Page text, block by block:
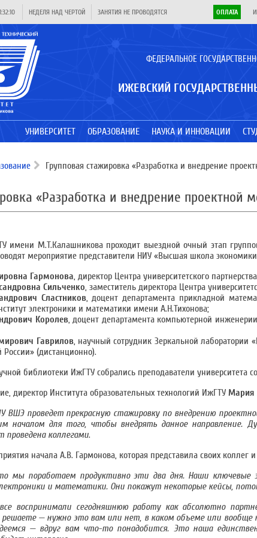
НЕДЕЛЯ НАД ЧЕРТОЙ ЗАНЯТИЯ НЕ ПРОВОДЯТСЯ ОПЛАТА
ФЕДЕРАЛЬНОЕ
ИЖЕВСКИЙ
УНИВЕРСИТЕТ ОБРАЗОВАНИЕ НАУКА И ИННОВАЦИИ
Групповая стажировка «Разработка и внедрение
«Разработка и внедрение проектной
имени М.Т.Калашникова проходит выездной очный этап
мероприятие представители НИУ «Высшая школа
Гармонова, директор Центра университетского
Сильченко, заместитель директора Центра
Сластников, доцент департамента прикладной
электроники и математики имени А.Н.Тихонова;
Королев, доцент департамента компьютерной
Гаврилов, научный сотрудник Зеркальной лаборатории
России» (дистанционно).
библиотеки ИжГТУ собрались преподаватели университета
директор Института образовательных технологий ИжГТУ Мария
ВШЭ проведет прекрасную стажировку по внедрению
началом для того, чтобы внедрять данное направление.
проведена коллегами.
начала А.В. Гармонова, которая представила своих коллег
мы поработаем продуктивно эти два дня. Наши ключевые
и математики. Они покажут некоторые кейсы,
воспринимали сегодняшнюю работу как абсолютно
решаете — нужно это вам или нет, в каком объеме или
— вдруг вам что-то понадобится. Это наша